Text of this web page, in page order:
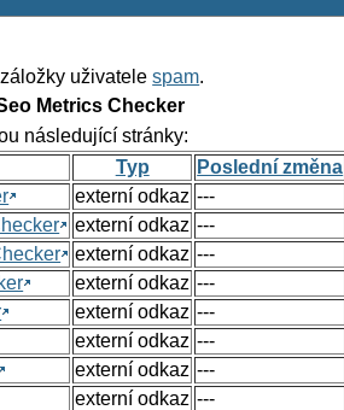
uživatelespam.
Metrics Checker
následující stránky:
Typ
Poslední změna
externí odkaz ---
externí odkaz ---
externí odkaz ---
externí odkaz ---
externí odkaz ---
externí odkaz ---
externí odkaz ---
externí odkaz ---